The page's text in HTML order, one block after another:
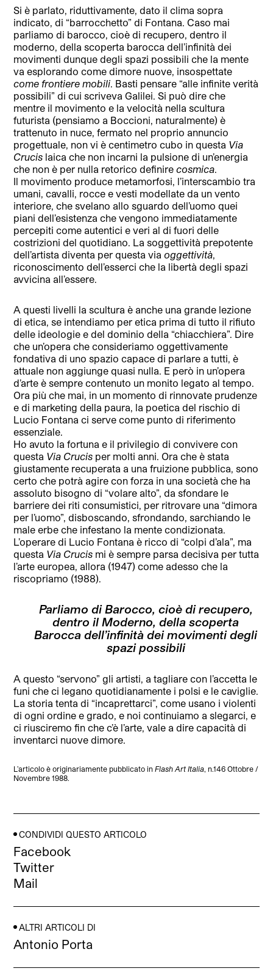
Si è parlato, riduttivamente, dato il clima sopra
indicato, di “barrocchetto” di Fontana. Caso mai
parliamo di barocco, cioè di recupero, dentro il
moderno, della scoperta barocca dell’infinità dei
movimenti dunque degli spazi possibili che la mente
va esplorando come dimore nuove, insospettate
come frontiere mobili . Basti pensare “alle infinite verità
possibili” di cui scriveva Galilei. Si può dire che
mentre il movimento e la velocità nella scultura
futurista (pensiamo a Boccioni, naturalmente) è
trattenuto in nuce, fermato nel proprio annuncio
progettuale, non vi è centimetro cubo in questa Via
Crucis laica che non incarni la pulsione di un’energia
che non è per nulla retorico definirecosmica
Il movimento produce metamorfosi, l’interscambio tra
umani, cavalli, rocce e vesti modellate da un vento
interiore, che svelano allo sguardo dell’uomo quei
piani dell’esistenza che vengono immediatamente
percepiti come autentici e veri al di fuori delle
costrizioni del quotidiano. La soggettività prepotente
dell’artista diventa per questa viaoggettività
riconoscimento dell’esserci che la libertà degli spazi
avvicina all’essere.
A questi livelli la scultura è anche una grande lezione
di etica, se intendiamo per etica prima di tutto il rifiuto
delle ideologie e del dominio della “chiacchiera”. Dire
che un’opera che consideriamo oggettivamente
fondativa di uno spazio capace di parlare a tutti, è
attuale non aggiunge quasi nulla. E però in un’opera
d’arte è sempre contenuto un monito legato al tempo.
Ora più che mai, in un momento di rinnovate prudenze
e di marketing della paura, la poetica del rischio di
Lucio Fontana ci serve come punto di riferimento
essenziale.
Ho avuto la fortuna e il privilegio di convivere con
questa Via Crucis per molti anni. Ora che è stata
giustamente recuperata a una fruizione pubblica, sono
certo che potrà agire con forza in una società che ha
assoluto bisogno di “volare alto”, da sfondare le
barriere dei riti consumistici, per ritrovare una “dimora
per l’uomo”, disboscando, sfrondando, sarchiando le
male erbe che infestano la mente condizionata.
L’operare di Lucio Fontana è ricco di “colpi d’ala”, ma
questa Via Crucis mi è sempre parsa decisiva per tutta
l’arte europea, allora (1947) come adesso che la
riscopriamo (1988).
Parliamo di Barocco, cioè di recupero,
dentro il Moderno, della scoperta
Barocca dell’infinità dei movimenti degli
spazi possibili
A questo “servono” gli artisti, a tagliare con l’accetta le
funi che ci legano quotidianamente i polsi e le caviglie.
La storia tenta di “incaprettarci”, come usano i violenti
di ogni ordine e grado, e noi continuiamo a slegarci, e
ci riusciremo fin che c’è l’arte, vale a dire capacità di
inventarci nuove dimore.
L’articolo è originariamente pubblicato inFlash Art Italia , n.146 Ottobre /
Novembre 1988.
CONDIVIDI QUESTO ARTICOLO
Facebook
Twitter
Mail
ALTRI ARTICOLI DI
Antonio Porta